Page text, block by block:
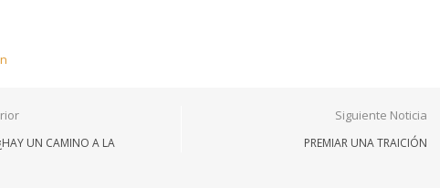
UN CAMINO A LA
Siguiente Noticia
PREMIAR UNA TRAICIÓN